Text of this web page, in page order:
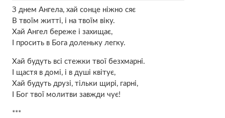
З днем Ангела, хай сонце ніжно сяє
В твоїм житті, і на твоїм віку.
Хай Ангел береже і захищає,
І просить в Бога доленьку легку.
Хай будуть всі стежки твої безхмарні.
І щастя в домі, і в душі квітує,
Хай будуть друзі, тільки щирі, гарні,
І Бог твої молитви завжди чує!
***